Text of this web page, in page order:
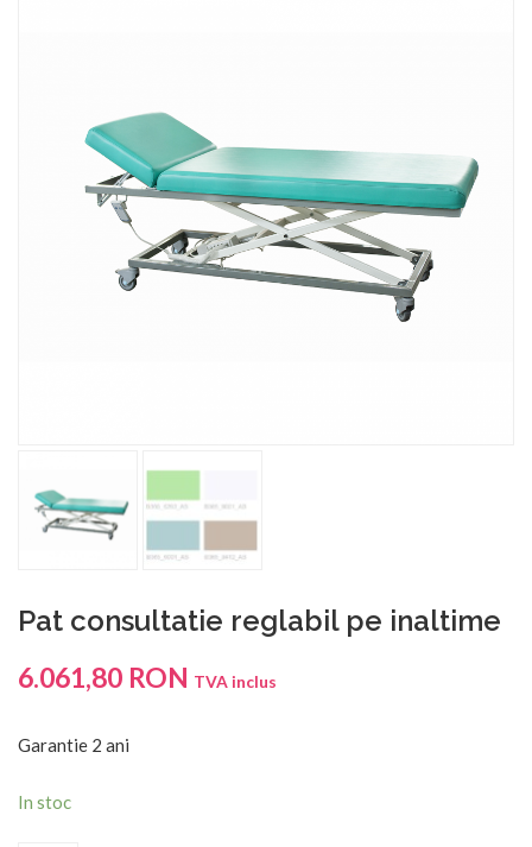
Pat consultatie reglabil pe inaltime
6.061,80 RON TVA inclus
Garantie 2 ani
In stoc